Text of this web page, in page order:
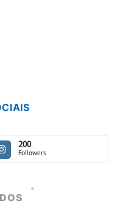
200
Followers